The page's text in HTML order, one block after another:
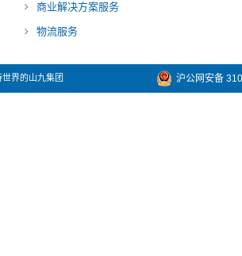
商业解决方案服务
物流服务
界的山九集团 沪公网安备